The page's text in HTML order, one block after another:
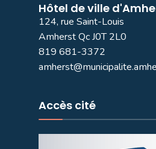
Hôtel de ville
124, rue Saint-Louis
Amherst Qc J0T 2L0
819 681-3372
Accès cité